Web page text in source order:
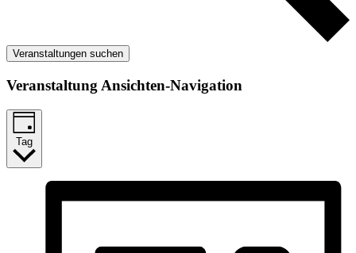
Veranstaltungen suchen
Veranstaltung Ansichten-Navigation
Tag